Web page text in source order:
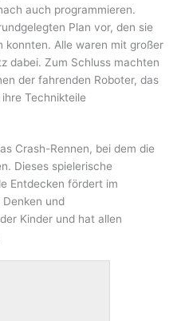
auch programmieren.
Plan vor, den sie
konnten. Alle waren mit großer
dabei. Zum Schluss machten
der fahrenden Roboter, das
Technikteile
Crash-Rennen, bei dem die
Dieses spielerische
Entdecken fördert im
und
Kinder und hat allen